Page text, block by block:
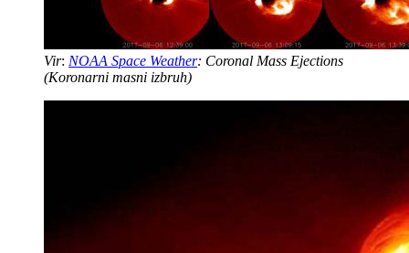
Vir: NOAA Space Weather: Coronal Mass Ejections
(Koronarni masni izbruh)